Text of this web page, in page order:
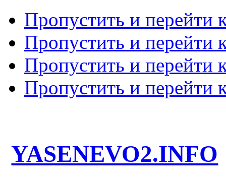
Пропустить и перейти
Пропустить и перейти
Пропустить и перейти
Пропустить и перейти
YASENEVO2.INFO